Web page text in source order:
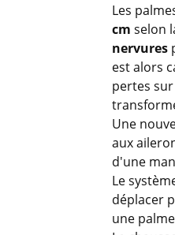
Les
cm selon
nervures
est alors
pertes
Une
aux
d'une
Le
déplacer
une